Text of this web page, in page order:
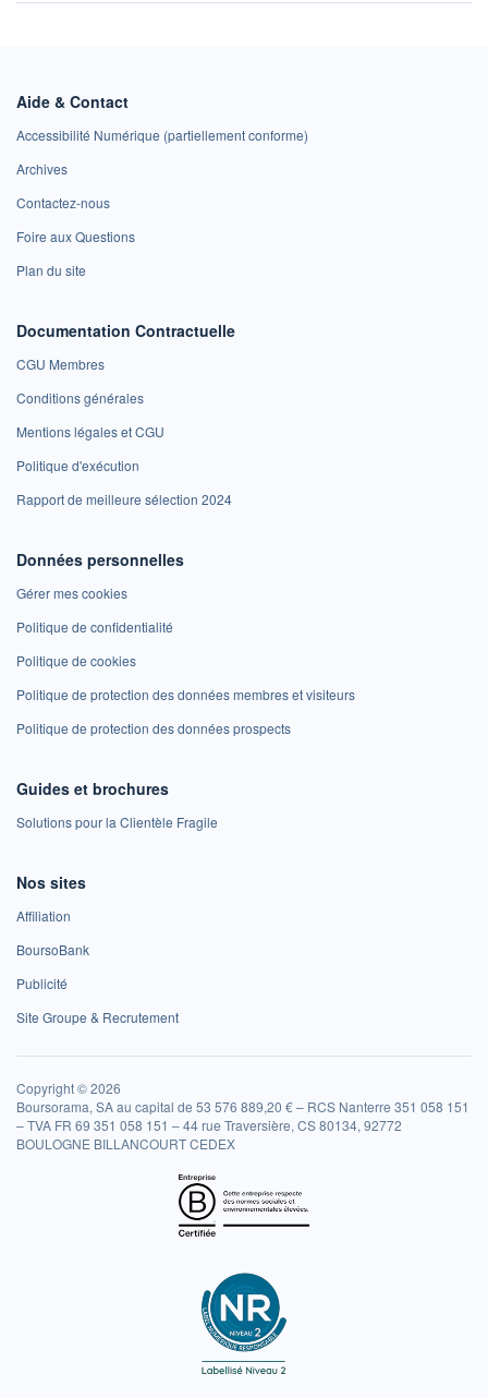
Aide & Contact
Accessibilité Numérique (partiellement conforme)
Archives
Contactez-nous
Foire aux Questions
Plan du site
Documentation Contractuelle
CGU Membres
Conditions générales
Mentions légales et CGU
Politique d'exécution
Rapport de meilleure sélection 2024
Données personnelles
Gérer mes cookies
Politique de confidentialité
Politique de cookies
Politique de protection des données membres et visiteurs
Politique de protection des données prospects
Guides et brochures
Solutions pour la Clientèle Fragile
Nos sites
Affiliation
BoursoBank
Publicité
Site Groupe & Recrutement
Copyright © 2026
Boursorama, SA au capital de 53 576 889,20 € – RCS Nanterre 351 058 151
– TVA FR 69 351 058 151 – 44 rue Traversière, CS 80134, 92772
BOULOGNE BILLANCOURT CEDEX